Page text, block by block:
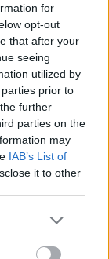
for
opt-out
that after your
seeing
utilized by
prior to
further
parties on the
may
IAB’s List of
it to other
more Google
may click to
του
στο
ομορφιάς
σουτιέν